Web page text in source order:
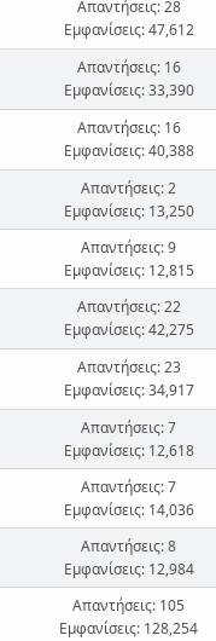
Απαντήσεις: 28
Εμφανίσεις: 47,612
Απαντήσεις: 16
Εμφανίσεις: 33,390
Απαντήσεις: 16
Εμφανίσεις: 40,388
Απαντήσεις: 2
Εμφανίσεις: 13,250
Απαντήσεις: 9
Εμφανίσεις: 12,815
Απαντήσεις: 22
Εμφανίσεις: 42,275
Απαντήσεις: 23
Εμφανίσεις: 34,917
Απαντήσεις: 7
Εμφανίσεις: 12,618
Απαντήσεις: 7
Εμφανίσεις: 14,036
Απαντήσεις: 8
Εμφανίσεις: 12,984
Απαντήσεις: 105
Εμφανίσεις: 128,254